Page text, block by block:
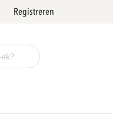
Registreren